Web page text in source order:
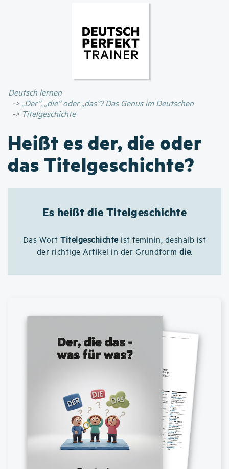
Inhalt
Deutsch lernen
„Der”, „die” oder „das”? Das Genus im Deutschen
Titelgeschichte
Heißt es der, die oder
das Titelgeschichte?
Es heißt die Titelgeschichte
Das WortTitelgeschichteist feminin, deshalb ist
der richtige Artikel in der Grundform die.